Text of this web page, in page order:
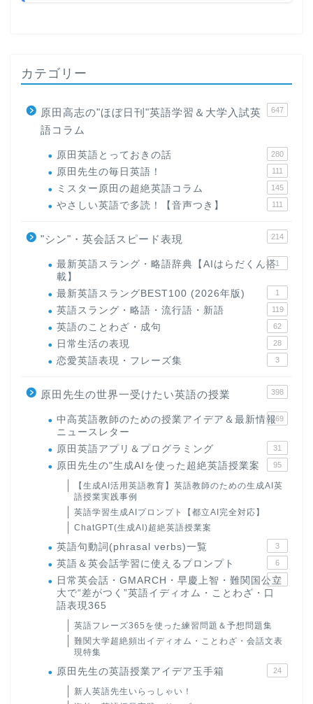
カテゴリー
原田高志の"ほぼ日刊"英語学習＆大学入試英
語コラム
647
原田英語とっておきの話 280
原田先生の毎日英語！ 111
ミスター原田の超絶英語コラム 145
やさしい英語で多読！【音声つき】 111
"シン"・英会話スピード表現 214
最新英語スラング・略語辞典【AIはらだくん搭
載】
1
最新英語スラングBEST100 (2026年版) 1
英語スラング・略語・流行語・新語 119
英語のことわざ・成句 62
日常生活の表現 28
恋愛英語表現・フレーズ集 3
原田先生の世界一受けたい英語の授業 398
中高英語教師のための授業アイデア＆最新情報
ニュースレター
169
原田英語アプリ＆プログラミング 31
原田先生の"生成AIを使った超絶英語授業案 95
【生成AI活用英語教育】英語教師のための生成AI英
語授業実践事例
英語学習生成AIプロンプト【都立AI完全対応】
ChatGPT(生成AI)超絶英語授業案
英語句動詞(phrasal verbs)一覧 3
英語＆英会話学習に使えるプロンプト 6
日常英会話・GMARCH・早慶上智・難関国公立
大で“差がつく”英語イディオム・ことわざ・口
語表現365
22
英語フレーズ365を使った練習問題＆予想問題集
難関大学超絶頻出イディオム・ことわざ・会話文表
現特集
原田先生の英語授業アイデア玉手箱 24
新人英語先生いらっしゃい！